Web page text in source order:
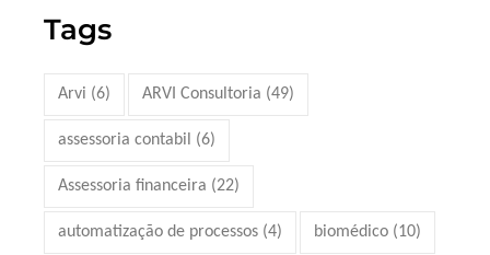
Tags
Arvi (6) ARVI Consultoria (49)
assessoria contabil (6)
Assessoria financeira (22)
automatização de processos (4) biomédico (10)